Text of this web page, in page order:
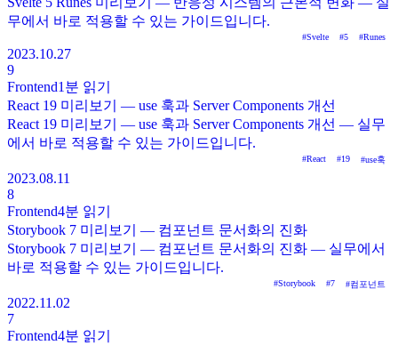
무에서 바로 적용할 수 있는 가이드입니다.
#Svelte #5 #Runes
2023.10.27
9
Frontend1분 읽기
React 19 미리보기 — use 훅과 Server Components 개선
React 19 미리보기 — use 훅과 Server Components 개선 — 실무
에서 바로 적용할 수 있는 가이드입니다.
#React #19 #use훅
2023.08.11
8
Frontend4분 읽기
Storybook 7 미리보기 — 컴포넌트 문서화의 진화
Storybook 7 미리보기 — 컴포넌트 문서화의 진화 — 실무에서
바로 적용할 수 있는 가이드입니다.
#Storybook #7 #컴포넌트
2022.11.02
7
Frontend4분 읽기